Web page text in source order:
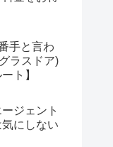
手と言わ
ラスドア)
ト】
ジェント
にしない